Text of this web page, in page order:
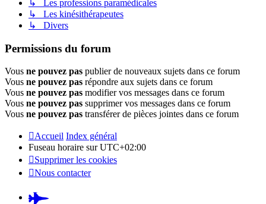
↳ Les professions paramédicales
↳ Les kinésithérapeutes
↳ Divers
Permissions du forum
Vous ne pouvez pas publier de nouveaux sujets dans ce forum
Vous ne pouvez pas répondre aux sujets dans ce forum
Vous ne pouvez pas modifier vos messages dans ce forum
Vous ne pouvez pas supprimer vos messages dans ce forum
Vous ne pouvez pas transférer de pièces jointes dans ce forum
Accueil Index général
Fuseau horaire surUTC+02:00
Supprimer les cookies
Nous contacter
Pardus.at